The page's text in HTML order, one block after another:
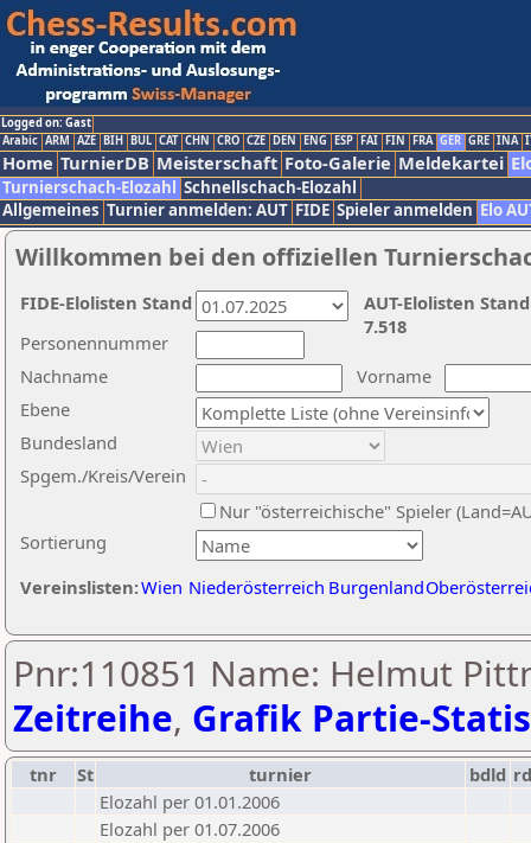
Logged on: Gast
Arabic ARM AZE BIH BUL CAT CHN CRO CZE DEN ENG ESP FAI FIN FRA GER GRE INA
Home TurnierDB Meisterschaft Foto-Galerie Meldekartei
Turnierschach-Elozahl Schnellschach-Elozahl
Allgemeines Turnier anmelden: AUT FIDE Spieler anmelden Elo
Willkommen bei den offiziellen
Nachname
Vorname
Ebene
Sortierung
Personennummer
Bundesland
Spgem./Kreis/Verein
Nur "österreichische" Spieler
Vereinslisten:Wien Niederösterreich Burgenland
AUT-Elolisten
7.518
FIDE-Elolisten Stand
Pnr:110851 Name: Helmut
Zeitreihe, Grafik Partie-
tnr St turnier bdld
Elozahl per 01.01.2006
Elozahl per 01.07.2006